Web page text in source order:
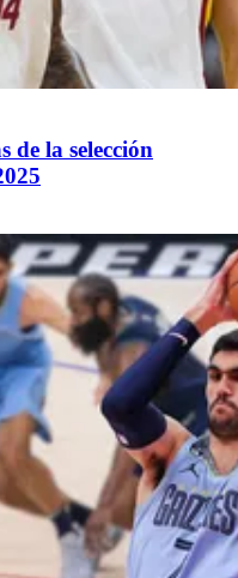
de la selección